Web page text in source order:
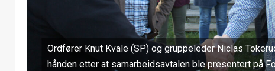
Ordfører Knut Kvale (SP) og gruppeleder Niclas
hånden etter at samarbeidsavtalen ble presentert på